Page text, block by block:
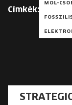
Címkék:
MOL-